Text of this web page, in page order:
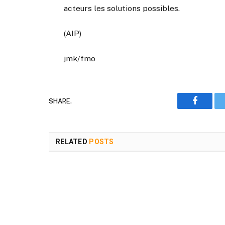
acteurs les solutions possibles.
(AIP)
jmk/fmo
SHARE.
RELATED POSTS